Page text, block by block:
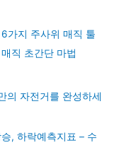
가지 주사위 매직 툴
직 초간단 마법
의 자전거를 완성하세
, 하락예측지표 – 수